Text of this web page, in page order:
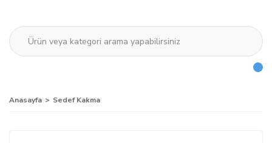
Anasayfa Sedef Kakma